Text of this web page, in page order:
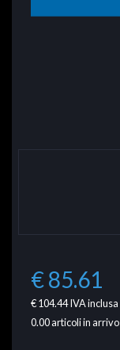
€ 85.61
€ 104.44IVA inclusa
0.00articoli in arrivo